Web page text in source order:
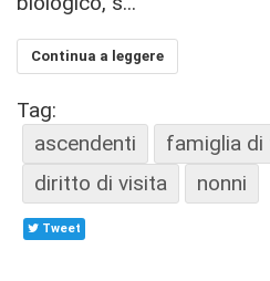
Continua a leggere
Tag:
ascendenti
famiglia
diritto di visita
nonni
Tweet